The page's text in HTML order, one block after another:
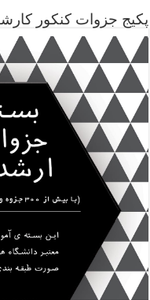
پکیج جزوات کنکور